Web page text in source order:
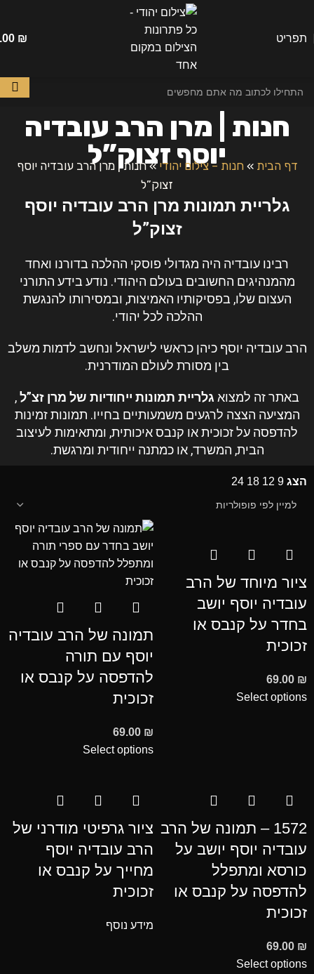
תפריט ₪
חנות | מרן הרב עובדיה
יוסף זצוק”ל
דף הבית »חנות – צילום יהודי»חנות | מרן הרב עובדיה יוסף
זצוק”ל
גלריית תמונות מרן הרב עובדיה יוסף
זצוק”ל
רבינו עובדיה היה מגדולי פוסקי ההלכה בדורנו ואחד
מהמנהיגים החשובים בעולם היהודי. נודע בידע התורני
העצום שלו, בפסיקותיו האמיצות, ובמסירותו להנגשת
ההלכה לכל יהודי.
הרב עובדיה יוסף כיהן כראשי לישראל ונחשב לדמות משלב
בין מסורת לעולם המודרנית.
באתר זה למצוא גלריית תמונות ייחודיות של מרן זצ”ל,
המציעה הצצה לרגעים משמעותיים בחייו. תמונות זמינות
להדפסה על זכוכית או קנבס איכותית, ומתאימות לעיצוב
הבית, המשרד, או כמתנה ייחודית ומרגשת.
הצג 9
12
18
24
ציור מיוחד של הרב
עובדיה יוסף יושב
בחדר על קנבס או
זכוכית
69.00 ₪
Select options
תמונה של הרב עובדיה
יוסף עם תורה
להדפסה על קנבס או
זכוכית
69.00 ₪
Select options
1572 – תמונה של הרב
עובדיה יוסף יושב על
כורסא ומתפלל
להדפסה על קנבס או
זכוכית
69.00 ₪
Select options
ציור גרפיטי מודרני של
הרב עובדיה יוסף
מחייך על קנבס או
זכוכית
מידע נוסף